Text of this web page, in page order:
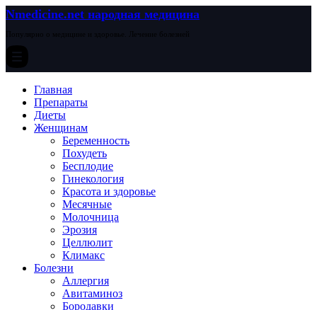
Nmedicine.net народная медицина
Популярно о медицине и здоровье. Лечение болезней
Главная
Препараты
Диеты
Женщинам
Беременность
Похудеть
Бесплодие
Гинекология
Красота и здоровье
Месячные
Молочница
Эрозия
Целлюлит
Климакс
Болезни
Аллергия
Авитаминоз
Бородавки